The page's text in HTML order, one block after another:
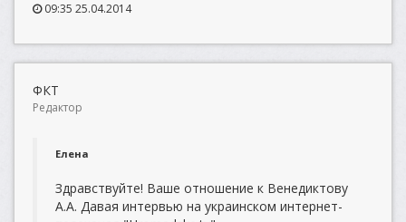
09:35 25.04.2014
ФКТ
Редактор
Елена
Здравствуйте! Ваше отношение к Венедиктову
А.А. Давая интервью на украинском интернет-